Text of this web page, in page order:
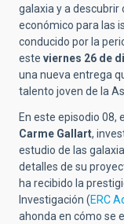
galaxia y a
económico para las
conducido por la
este viernes 26 de
una nueva entrega
talento joven de la
En este episodio 08,
Carme Gallart,
estudio de las
detalles de su
ha recibido la
Investigación (ERC
ahonda en cómo se